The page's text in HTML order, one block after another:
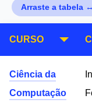
Arraste a tabela ↔
CURSO
Ciência da
Computação